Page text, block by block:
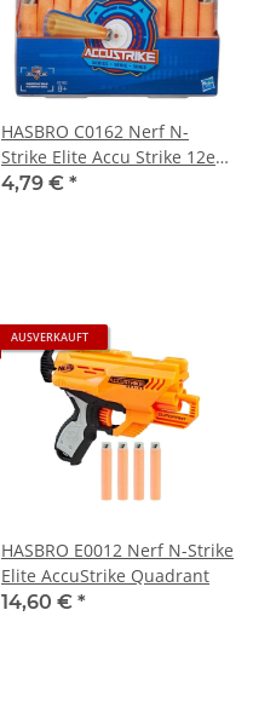
HASBRO C0162 Nerf N-
Strike Elite Accu Strike 12er
Dart Nachfüllpack
4,79 € *
AUSVERKAUFT
HASBRO E0012 Nerf N-Strike
Elite AccuStrike Quadrant
14,60 € *